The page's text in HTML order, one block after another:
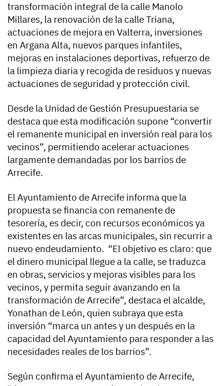
transformación integral de la calle Manolo
Millares, la renovación de la calle Triana,
actuaciones de mejora en Valterra, inversiones
en Argana Alta, nuevos parques infantiles,
mejoras en instalaciones deportivas, refuerzo de
la limpieza diaria y recogida de residuos y nuevas
actuaciones de seguridad y protección civil.
Desde la Unidad de Gestión Presupuestaria se
destaca que esta modificación supone “convertir
el remanente municipal en inversión real para los
vecinos”, permitiendo acelerar actuaciones
largamente demandadas por los barrios de
Arrecife.
El Ayuntamiento de Arrecife informa que la
propuesta se financia con remanente de
tesorería, es decir, con recursos económicos ya
existentes en las arcas municipales, sin recurrir a
nuevo endeudamiento. “El objetivo es claro: que
el dinero municipal llegue a la calle, se traduzca
en obras, servicios y mejoras visibles para los
vecinos, y permita seguir avanzando en la
transformación de Arrecife”, destaca el alcalde,
Yonathan de León, quien subraya que esta
inversión “marca un antes y un después en la
capacidad del Ayuntamiento para responder a las
necesidades reales de los barrios”.
Según confirma el Ayuntamiento de Arrecife,